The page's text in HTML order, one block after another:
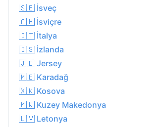
Çar 12. Ağu
🇸🇪 İsveç
🇨🇭 İsviçre
🇮🇹 İtalya
🇮🇸 İzlanda
🇯🇪 Jersey
🇲🇪 Karadağ
🇽🇰 Kosova
🇲🇰 Kuzey Makedonya
🇱🇻 Letonya